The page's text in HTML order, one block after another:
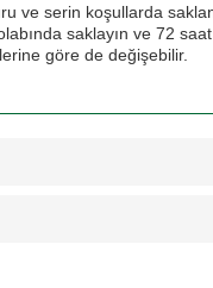
ve serin koşullarda
saklayın ve 72
göre de değişebilir.